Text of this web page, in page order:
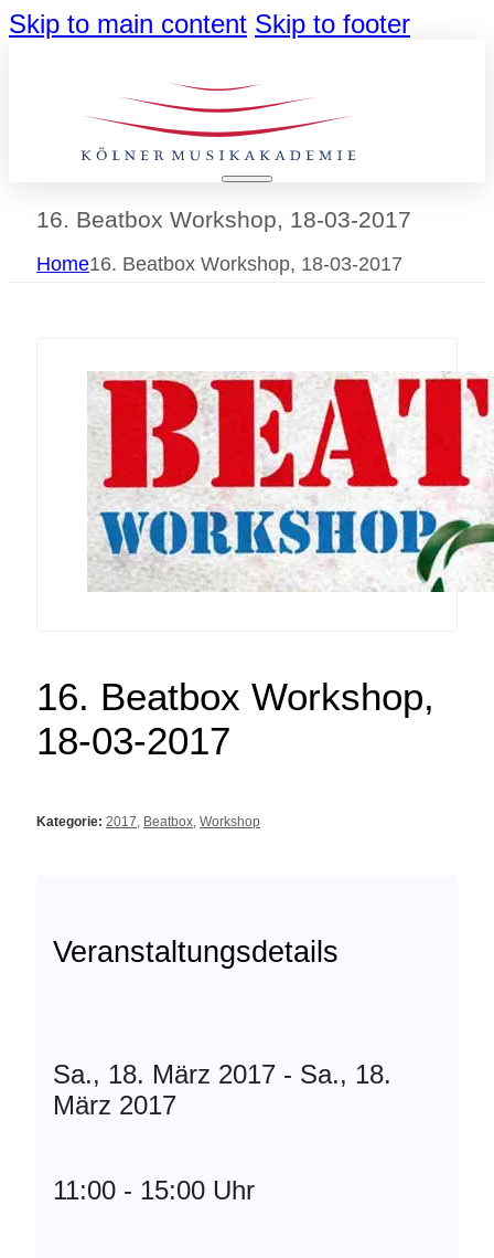
Skip to main content Skip to footer
16. Beatbox Workshop, 18-03-2017
Home16. Beatbox Workshop, 18-03-2017
16. Beatbox Workshop,
18-03-2017
Kategorie: 2017, Beatbox, Workshop
Veranstaltungsdetails
Sa., 18. März 2017 - Sa., 18.
März 2017
11:00 - 15:00 Uhr